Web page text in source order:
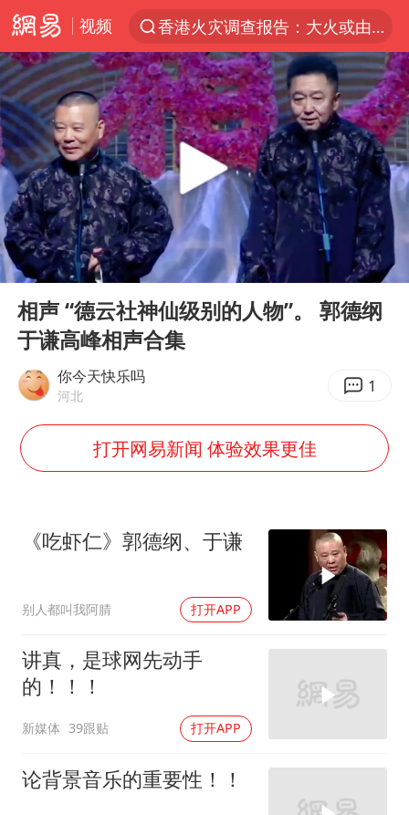
视频
香港火灾调查报告：大火或由烟头引起
“China Cool”火了，老外爱上中国避暑游
台风白海豚闭眼浙江上海处于危险半圆
浙江台州《告全体市民书》
张本智和：零封向鹏不意外
云南一地村民过火把节意外灼伤16人
泰国初中生饮弹自尽前开了26枪
22岁女生独闯南太行失联12天
用AI造出新病毒意味着什么
光伏八巨头签署“不低于成本价”倡议
多所幼师院校开设养老专业
泰国校园枪击事件已致8死30余伤
女子被狗舔脚确诊三级暴露 医生回应
习近平心系体育强国建设
Play
00:00 18:48
相声 “德云社神仙级别的人物”。 郭德纲
于谦高峰相声合集
你今天快乐吗
河北 1
打开网易新闻 体验效果更佳
《吃虾仁》郭德纲、于谦
别人都叫我阿腈 打开APP
讲真，是球网先动手
的！！！
新媒体 39跟贴 打开APP
论背景音乐的重要性！！